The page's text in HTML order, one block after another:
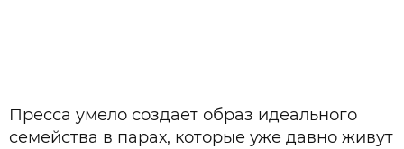
Пресса умело создает образ идеального
семейства в парах, которые уже давно живут